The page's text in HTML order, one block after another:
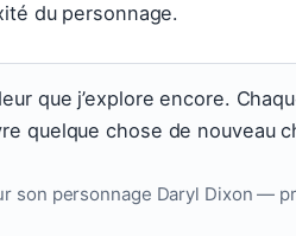
du personnage.
que j’explore encore.
quelque chose de nouveau
son personnage Daryl Dixon —